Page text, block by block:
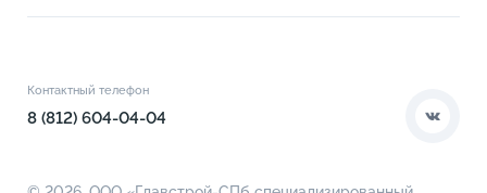
Благоустройство
О компании
Контактный телефон
8 (812) 604-04-04